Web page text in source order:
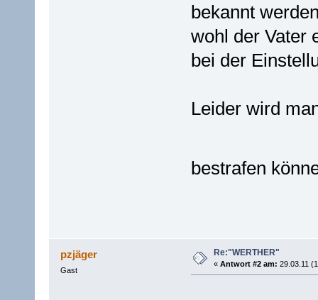
bekannt
wohl der Vater
bei der
Leider wird
bestrafen
pzjäger
Gast
Re:"WERTHER"
« Antwort #2 am: 29.03.11